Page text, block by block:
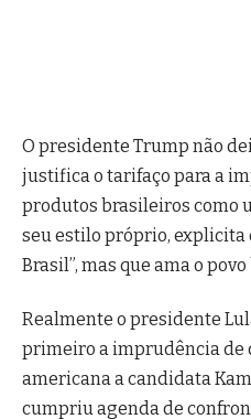
O presidente Trump não
justifica o tarifaço para a
produtos brasileiros como
seu estilo próprio, explicita
Brasil”, mas que ama o
Realmente o presidente
primeiro a imprudência de
americana a candidata
cumpriu agenda de